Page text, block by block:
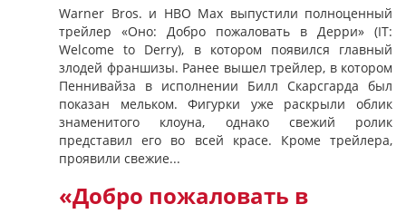
Warner Bros. и HBO Max выпустили полноценный
трейлер «Оно: Добро пожаловать в Дерри» (IT:
Welcome to Derry), в котором появился главный
злодей франшизы. Ранее вышел трейлер, в котором
Пеннивайза в исполнении Билл Скарсгарда был
показан мельком. Фигурки уже раскрыли облик
знаменитого клоуна, однако свежий ролик
представил его во всей красе. Кроме трейлера,
проявили свежие...
«Добро пожаловать в